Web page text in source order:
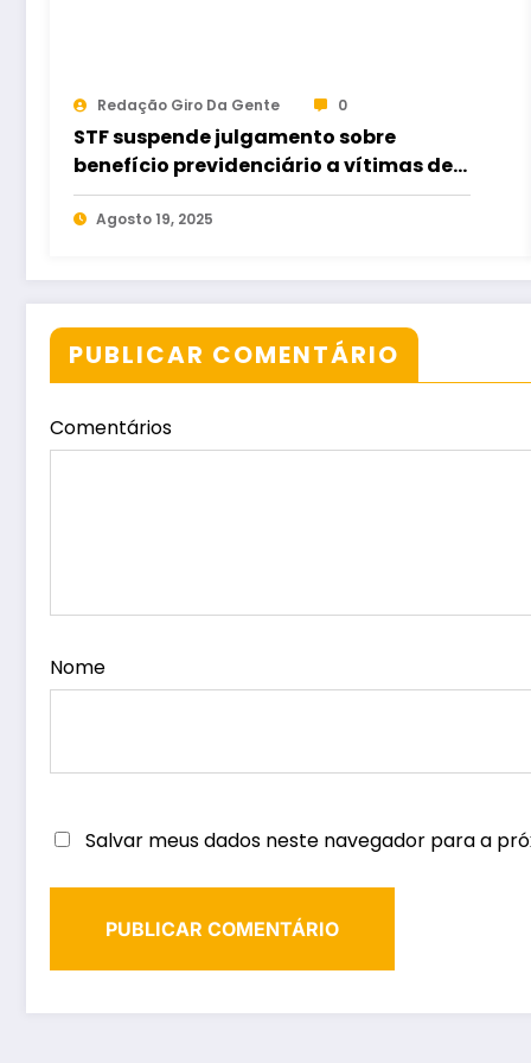
Redação Giro Da Gente 0
STF suspende julgamento sobre
benefício previdenciário a vítimas de
violência doméstica
Agosto 19, 2025
PUBLICAR COMENTÁRIO
Comentários
Nome
Salvar meus dados neste navegador para a